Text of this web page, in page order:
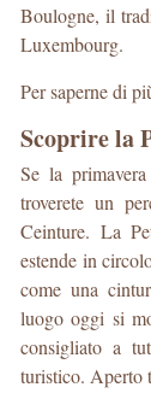
Boulogne, il
Luxembourg.
Per saperne di
Scoprire la
Se la
troverete un
Ceinture. La
estende in
come una
luogo oggi si
consigliato a
turistico. Aperto